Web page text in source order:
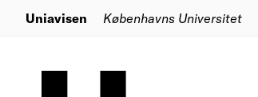
Uniavisen Københavns Universitet